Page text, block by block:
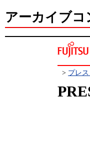
アーカイブコ
> プレ